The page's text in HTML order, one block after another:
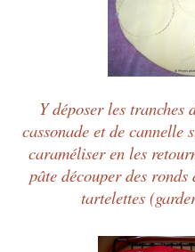
Ydéposer les tranches
cassonade et de cannelle
caraméliser en les
pâte découper des
tartelettes